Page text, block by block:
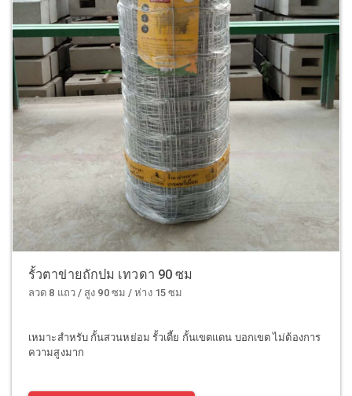
รั้วตาข่ายถักปม เทวดา 90 ซม
ลวด 8 แถว / สูง 90 ซม / ห่าง 15 ซม
เหมาะสำหรับ กั้นสวนหย่อม รั้วเตี้ย กั้นเขตแดน บอกเขต ไม่ต้องการ
ความสูงมาก